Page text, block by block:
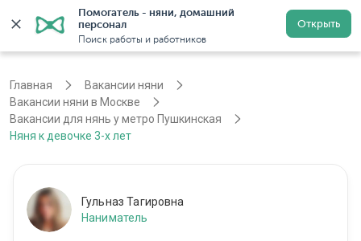
Помогатель - няни, домашний
персонал
Поиск работы и работников
Открыть
Регистрация
Главная
Вакансии няни
Вакансии няни в Москве
Вакансии для нянь у метро Пушкинская
Няня к девочке 3-х лет
Гульназ Тагировна
Наниматель